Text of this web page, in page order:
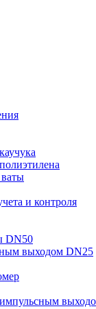
и контроля
DN50
выходом DN25